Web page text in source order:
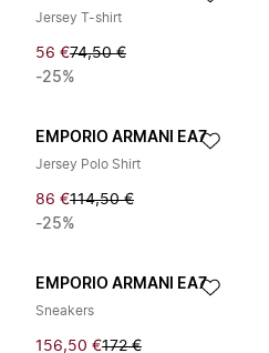
Jersey T-shirt
56 €74,50 €
-25%
EMPORIO ARMANI EA7
Jersey Polo Shirt
86 €114,50 €
-25%
EMPORIO ARMANI EA7
Sneakers
156,50 €172 €